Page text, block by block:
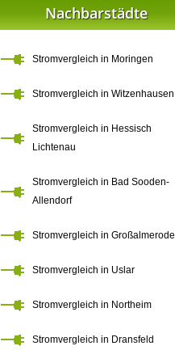
Nachbarstädte
Stromvergleich in Moringen
Stromvergleich in Witzenhausen
Stromvergleich in Hessisch
Lichtenau
Stromvergleich in Bad Sooden-
Allendorf
Stromvergleich in Großalmerode
Stromvergleich in Uslar
Stromvergleich in Northeim
Stromvergleich in Dransfeld